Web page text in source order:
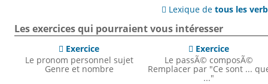
 Lexique detous les
Les exercices qui pourraient vous intéresser
 Exercice
Le pronom personnel sujet
Genre et nombre
 Exercice
Le passÃ© composÃ©
Remplacer par "Ce sont ...
..."